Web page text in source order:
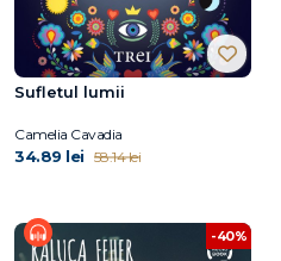
Sufletul lumii
Camelia Cavadia
34.89 lei 58.14 lei
-40%